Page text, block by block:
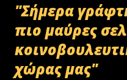
"Σήμερα
πιο μαύρες
χώρας μας"